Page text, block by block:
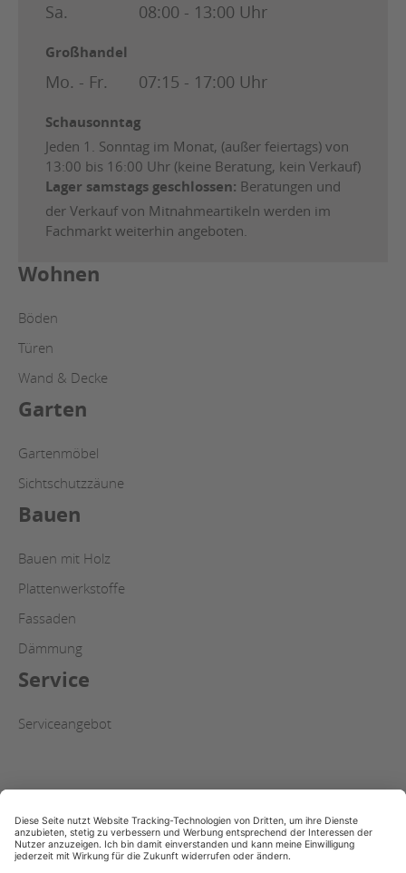
Sa.
08:00 - 13:00 Uhr
Großhandel
Mo. - Fr. 07:15 - 17:00 Uhr
Schausonntag
Jeden 1. Sonntag im Monat, (außer feiertags) von
13:00 bis 16:00 Uhr (keine Beratung, kein Verkauf)
Lager samstags geschlossen: Beratungen und
der Verkauf von Mitnahmeartikeln werden im
Fachmarkt weiterhin angeboten.
Wohnen
Böden
Türen
Wand & Decke
Garten
Gartenmöbel
Sichtschutzzäune
Bauen
Bauen mit Holz
Plattenwerkstoffe
Fassaden
Dämmung
Service
Serviceangebot